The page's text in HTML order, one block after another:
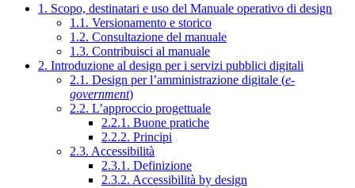
1. Scopo, destinatari e uso del Manuale operativo di design
1.1. Versionamento e storico
1.2. Consultazione del manuale
1.3. Contribuisci al manuale
2. Introduzione al design per i servizi pubblici digitali
2.1. Design per l’amministrazione digitale (e-
government)
2.2. L’approccio progettuale
2.2.1. Buone pratiche
2.2.2. Principi
2.3. Accessibilità
2.3.1. Definizione
2.3.2. Accessibilità by design